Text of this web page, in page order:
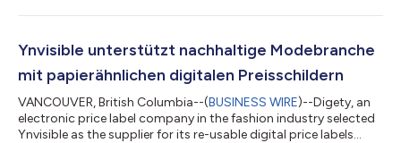
geringsten Energieverbrauch auf dem Markt platziert, hat eine
Computer Controls AG abgeschlossen, die den Vertrieb der
Produkte und Lösungen von Ynvisible für batter...
Ynvisible unterstützt nachhaltige Modebranche
mit papierähnlichen digitalen Preisschildern
VANCOUVER, British Columbia--(BUSINESS WIRE)--Digety, an
electronic price label company in the fashion industry selected
Ynvisible as the supplier for its re-usable digital price labels...